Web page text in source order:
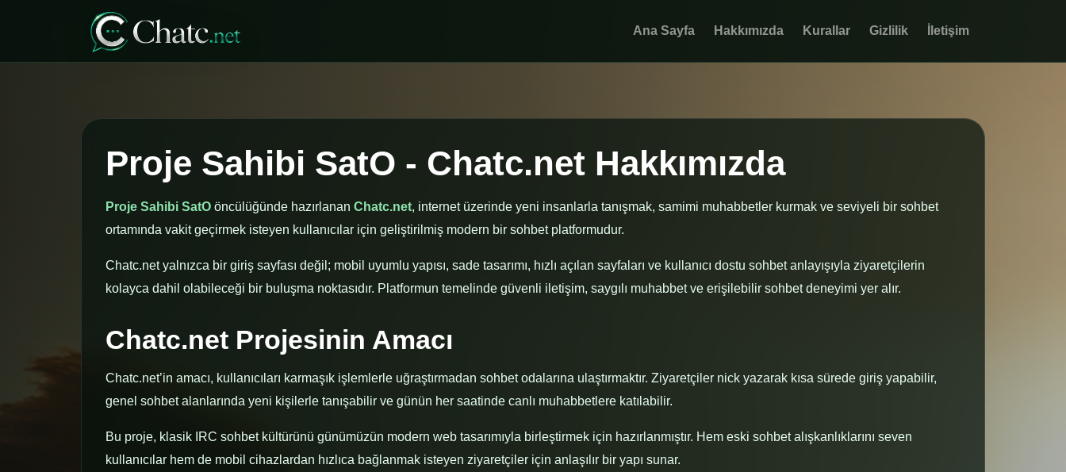
Ana Sayfa Hakkımızda Kurallar Gizlilik İletişim
Proje Sahibi SatO - Chatc.net Hakkımızda
Proje Sahibi SatO öncülüğünde hazırlanan Chatc.net, internet üzerinde yeni insanlarla tanışmak, samimi muhabbetler kurmak ve seviyeli bir sohbet
ortamında vakit geçirmek isteyen kullanıcılar için geliştirilmiş modern bir sohbet platformudur.
Chatc.net yalnızca bir giriş sayfası değil; mobil uyumlu yapısı, sade tasarımı, hızlı açılan sayfaları ve kullanıcı dostu sohbet anlayışıyla ziyaretçilerin
kolayca dahil olabileceği bir buluşma noktasıdır. Platformun temelinde güvenli iletişim, saygılı muhabbet ve erişilebilir sohbet deneyimi yer alır.
Chatc.net Projesinin Amacı
Chatc.net’in amacı, kullanıcıları karmaşık işlemlerle uğraştırmadan sohbet odalarına ulaştırmaktır. Ziyaretçiler nick yazarak kısa sürede giriş yapabilir,
genel sohbet alanlarında yeni kişilerle tanışabilir ve günün her saatinde canlı muhabbetlere katılabilir.
Bu proje, klasik IRC sohbet kültürünü günümüzün modern web tasarımıyla birleştirmek için hazırlanmıştır. Hem eski sohbet alışkanlıklarını seven
kullanıcılar hem de mobil cihazlardan hızlıca bağlanmak isteyen ziyaretçiler için anlaşılır bir yapı sunar.